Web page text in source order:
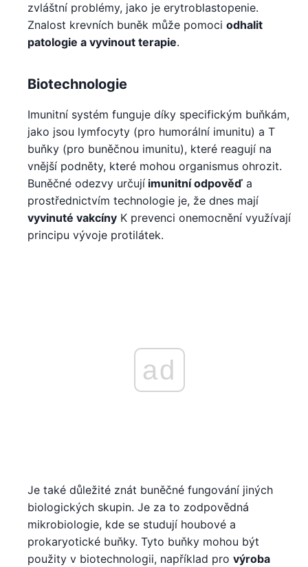
zvláštní problémy, jako je erytroblastopenie.
Znalost krevních buněk může pomoci odhalit
patologie a vyvinout terapie.
Biotechnologie
Imunitní systém funguje díky specifickým buňkám,
jako jsou lymfocyty (pro humorální imunitu) a T
buňky (pro buněčnou imunitu), které reagují na
vnější podněty, které mohou organismus ohrozit.
Buněčné odezvy určují imunitní odpověď a
prostřednictvím technologie je, že dnes mají
vyvinuté vakcíny K prevenci onemocnění využívají
principu vývoje protilátek.
ad
Je také důležité znát buněčné fungování jiných
biologických skupin. Je za to zodpovědná
mikrobiologie, kde se studují houbové a
prokaryotické buňky. Tyto buňky mohou být
použity v biotechnologii, například pro výroba